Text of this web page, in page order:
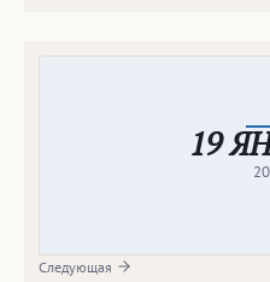
19
Следующая